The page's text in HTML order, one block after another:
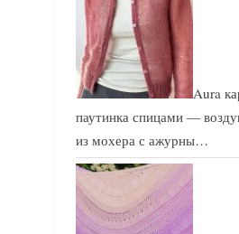
Aura
паутинка спицами —
из мохера с ажурны…